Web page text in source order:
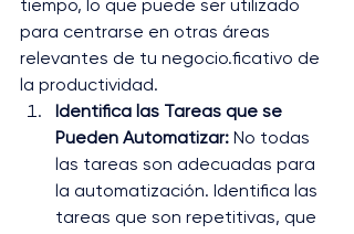
tiempo, lo que puede ser utilizado
para centrarse en otras áreas
relevantes de tu negocio.ficativo de
la productividad.
Identifica las Tareas que se
Pueden Automatizar: No todas
las tareas son adecuadas para
la automatización. Identifica las
tareas que son repetitivas, que